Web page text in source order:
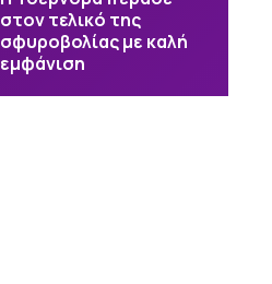
στον τελικό της
σφυροβολίας με καλή
εμφάνιση